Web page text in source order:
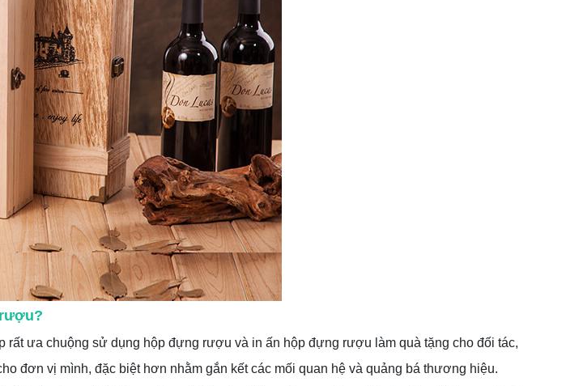
rất ưa chuộng sử dụng hộp đựng rượu và in ấn hộp đựng rượu làm quà tặng cho đối tác,
đơn vị mình, đặc biệt hơn nhằm gắn kết các mối quan hệ và quảng bá thương hiệu.